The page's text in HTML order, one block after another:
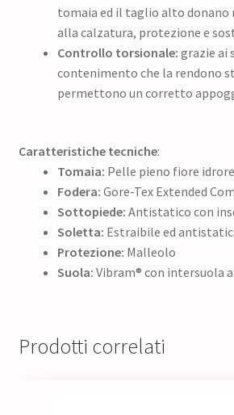
tomaia ed il taglio alto
alla calzatura, protezione e
Controllo torsionale: grazie ai
contenimento che la rendono
permettono un corretto
Caratteristiche tecniche:
Tomaia: Pelle pieno fiore
Fodera: Gore-Tex Extended
Sottopiede: Antistatico con
Soletta: Estraibile ed
Protezione: Malleolo
Suola: Vibram® con intersuola
Prodotti correlati